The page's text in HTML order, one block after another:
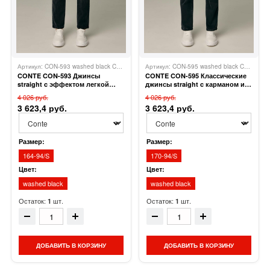
CONTE CON-593 Джинсы
straight c эффектом легкой
Артикул: CON-593 washed black CON-593 CONTE ELEGANT
4 026 руб.
3 623,4 руб.
Размер:
164-94/S
Цвет:
washed black
Остаток: 1 шт.
ДОБАВИТЬ В КОРЗИНУ
CONTE CON-595 Классические
джинсы straight c карманом из
Артикул: CON-595 washed black CON-595
4 026 руб.
3 623,4 руб.
Размер:
170-94/S
Цвет:
washed black
Остаток: 1 шт.
ДОБАВИТЬ В КОРЗИНУ